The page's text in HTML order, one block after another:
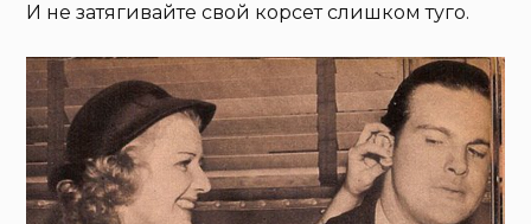
И не затягивайте свой корсет слишком туго.